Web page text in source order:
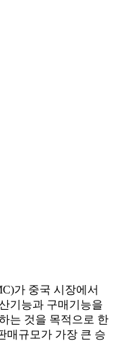
가 중국 시장에서
기능과 구매기능을
는 것을 목적으로 한
매규모가 가장 큰 승